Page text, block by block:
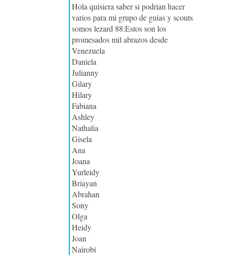
Hola quisiera saber si podrian hacer
varios para mi grupo de guias y scouts
somos lezard 88:Estos son los
promesados mil abrazos desde
Venezuela
Daniela
Julianny
Gilary
Hilary
Fabiana
Ashley
Nathalia
Gisela
Ana
Joana
Yurleidy
Briayan
Abrahan
Sony
Olga
Heidy
Joan
Nairobi